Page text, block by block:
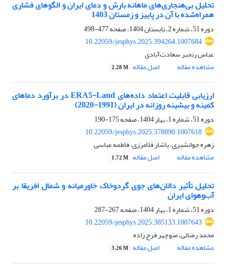
تحلیل بی‌هنجاری‌‌های ماهانه بارش و دمای ایران و الگوهای فشاری
همراه‌شده با آن در پاییز و زمستان 1403
دوره 51، شماره 2، تابستان 1404، صفحه
477-498
10.22059/jesphys.2025.394264.1007684
عباس رنجبر سعادت‌آبادی
مشاهده مقاله
اصل مقاله 2.28 M
ارزیابی قابلیت اعتماد داده‌های ERA5-Land در برآورد دماهای
کمینه و بیشینه روزانه در ایران (1991-2020)
دوره 51، شماره 1، بهار 1404، صفحه
175-190
10.22059/jesphys.2025.378890.1007618
زهره جوانشیری، یاشار فلامرزی، فاطمه عباسی
مشاهده مقاله
اصل مقاله 1.72 M
تحلیل تأثیر دالان‌های جوی گردوخاک خاورمیانه و شمال افریقا بر
آب‌وهوای ایران
دوره 51، شماره 1، بهار 1404، صفحه
267-287
10.22059/jesphys.2025.385133.1007643
محمد رضائی، منوچهر فرج زاده
مشاهده مقاله
اصل مقاله 3.26 M